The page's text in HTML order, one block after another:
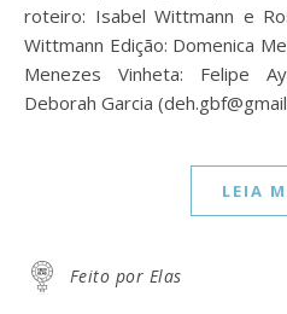
roteiro: Isabel Wittmann e
Wittmann Edição: Domenica
Menezes Vinheta: Felipe
Deborah Garcia
LEIA
Feito por Elas